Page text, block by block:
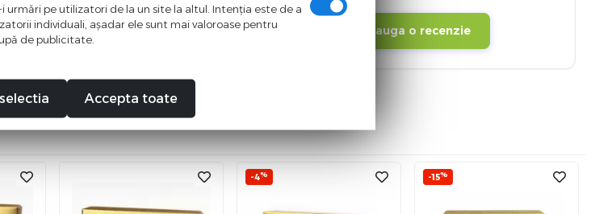
despre acest produs!
Adauga o recenzie
-4% -15%
pe utilizatori de la un site la altul. Intenţia este de a
individuali, aşadar ele sunt mai valoroase pentru
de publicitate.
Accepta toate